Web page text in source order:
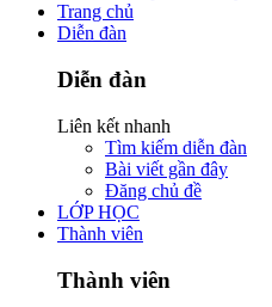
Trang chủ
Diễn đàn
Diễn đàn
Liên kết nhanh
Tìm kiếm diễn đàn
Bài viết gần đây
Đăng chủ đề
LỚP HỌC
Thành viên
Thành viên